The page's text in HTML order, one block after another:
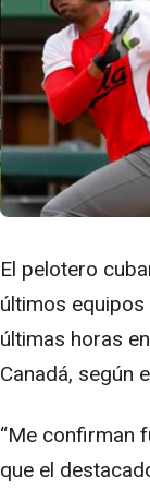
El pelotero
últimos
últimas horas
Canadá, según
“Me confirman
que el